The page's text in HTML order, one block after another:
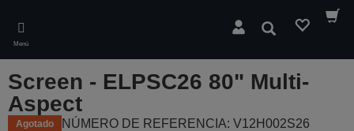
main
content
Menú
Buscar
Screen - ELPSC26 80" Multi-
Aspect
Agotado NÚMERO DE REFERENCIA: V12H002S26